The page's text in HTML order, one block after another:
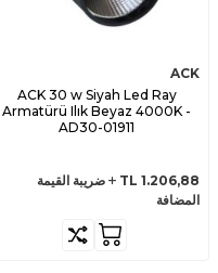
ACK
ACK 30 w Siyah Led Ray
Armatürü Ilık Beyaz 4000K -
AD30-01911
1.206,88
ضريبة القيمة
المضافة